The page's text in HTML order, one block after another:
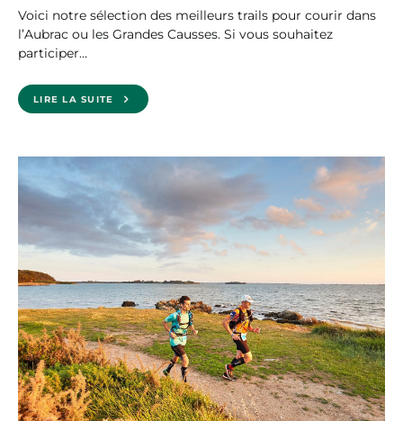
Voici notre sélection des meilleurs trails pour courir dans
l’Aubrac ou les Grandes Causses. Si vous souhaitez
participer…
LIRE LA SUITE